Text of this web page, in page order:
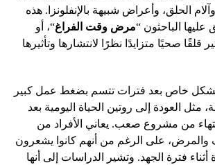
الحلق، وأعراض شبيهة بالإنفلونزا. هذه
عليها الباحثون “مرض وقت الفراغ“، أو
قلقًا صحيًا متزايدًا نظرًا لانتشارها وتأثيرها
بشكل خاص بعد فترات تتسم بضغط عمل كبير
مثل العودة إلى روتين الحياة اليومية بعد
من مشروع صعب. يعاني الأفراد من
على الرغم من أنهم كانوا يشعرون
فترة الجهد. وتشير الدراسات إلى أنها